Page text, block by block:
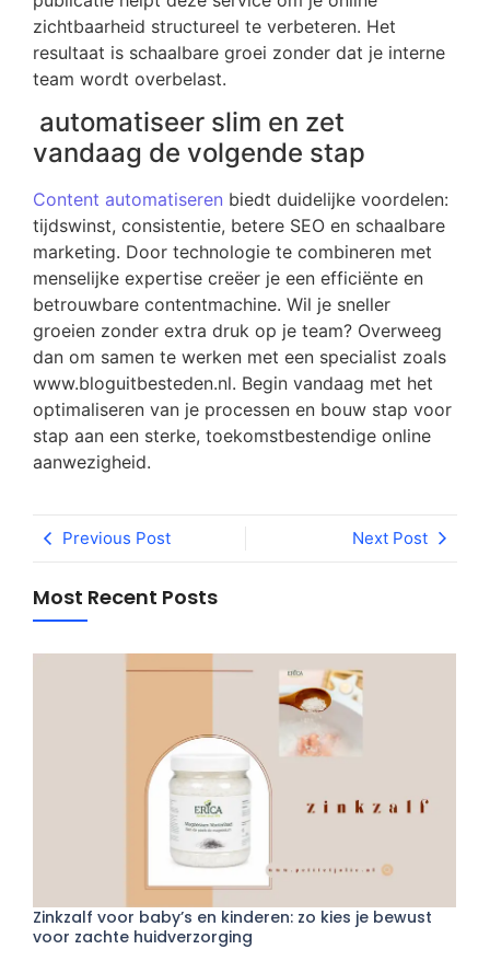
zichtbaarheid structureel te verbeteren. Het
resultaat is schaalbare groei zonder dat je interne
team wordt overbelast.
automatiseer slim en zet
vandaag de volgende stap
Content automatiseren biedt duidelijke voordelen:
tijdswinst, consistentie, betere SEO en schaalbare
marketing. Door technologie te combineren met
menselijke expertise creëer je een efficiënte en
betrouwbare contentmachine. Wil je sneller
groeien zonder extra druk op je team? Overweeg
dan om samen te werken met een specialist zoals
www.bloguitbesteden.nl. Begin vandaag met het
optimaliseren van je processen en bouw stap voor
stap aan een sterke, toekomstbestendige online
aanwezigheid.
Previous Post Next Post
Most Recent Posts
Zinkzalf voor baby’s en kinderen: zo kies je bewust
voor zachte huidverzorging